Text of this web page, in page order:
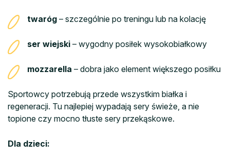
twaróg – szczególnie po treningu lub na kolację
ser wiejski – wygodny posiłek wysokobiałkowy
mozzarella – dobra jako element większego posiłku
Sportowcy potrzebują przede wszystkim białka i
regeneracji. Tu najlepiej wypadają sery świeże, a nie
topione czy mocno tłuste sery przekąskowe.
Dla dzieci: